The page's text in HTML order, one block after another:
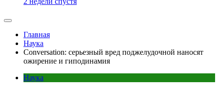
Главная
Наука
Conversation: серьезный вред поджелудочной наносят
ожирение и гиподинамия
Наука